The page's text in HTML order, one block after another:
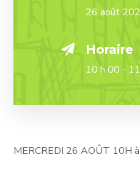
26 août
Horaire
10 h 00 -
MERCREDI 26 AOÛT 10H